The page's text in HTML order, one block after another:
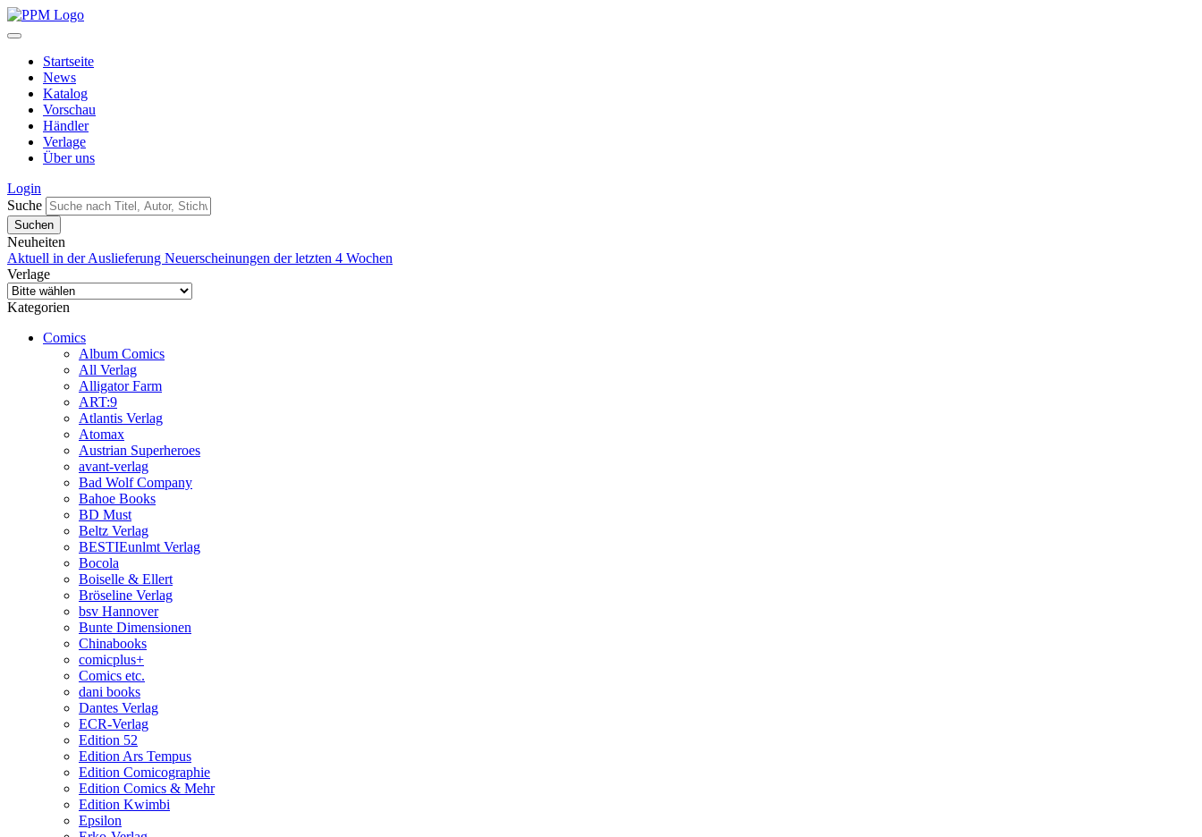
Startseite
News
Katalog
Vorschau
Händler
Verlage
Über uns
Login
Suche
Neuheiten
Aktuell in der Auslieferung Neuerscheinungen der letzten 4 Wochen
Verlage
Kategorien
Comics
Album Comics
All Verlag
Alligator Farm
ART:9
Atlantis Verlag
Atomax
Austrian Superheroes
avant-verlag
Bad Wolf Company
Bahoe Books
BD Must
Beltz Verlag
BESTIEunlmt Verlag
Bocola
Boiselle & Ellert
Bröseline Verlag
bsv Hannover
Bunte Dimensionen
Chinabooks
comicplus+
Comics etc.
dani books
Dantes Verlag
ECR-Verlag
Edition 52
Edition Ars Tempus
Edition Comicographie
Edition Comics & Mehr
Edition Kwimbi
Epsilon